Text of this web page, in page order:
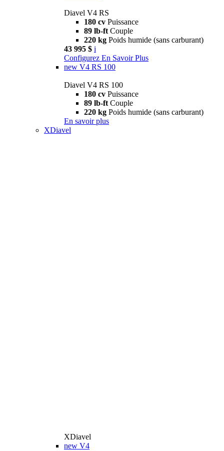
Diavel V4 RS
180 cv Puissance
89 lb-ft Couple
220 kg Poids humide (sans carburant)
43 995 $ i
Configurez En Savoir Plus
new V4 RS 100
Diavel V4 RS 100
180 cv Puissance
89 lb-ft Couple
220 kg Poids humide (sans carburant)
En savoir plus
XDiavel
XDiavel
new V4